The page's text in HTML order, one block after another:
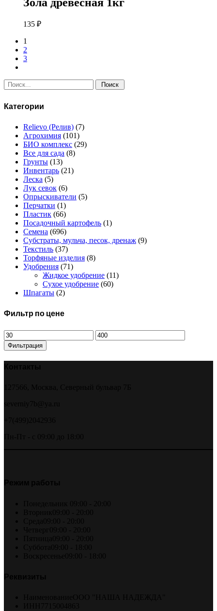
135 ₽
1
2
3
Поиск:
Категории
Relievo (Релив) (7)
Агрохимия (101)
БИО комплекс (29)
Все для сада (8)
Грунты (13)
Инвентарь (21)
Леска (5)
Лук севок (6)
Опрыскиватели (5)
Перчатки (1)
Пластик (66)
Посадочный картофель (1)
Семена (696)
Субстраты, мульча, песок, дренаж (9)
Текстиль (37)
Торфяные изделия (8)
Удобрения (71)
Жидкое удобрение (11)
Сухое удобрение (60)
Шпагаты (2)
Фильтр по цене
Минимальная
цена
Максимальная
цена
Фильтрация